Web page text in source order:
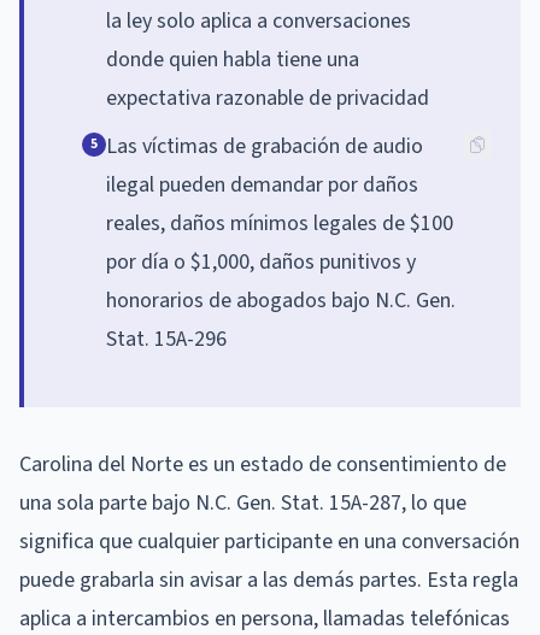
la ley solo aplica a conversaciones
donde quien habla tiene una
expectativa razonable de privacidad
5 Las víctimas de grabación de audio
ilegal pueden demandar por daños
reales, daños mínimos legales de $100
por día o $1,000, daños punitivos y
honorarios de abogados bajo N.C. Gen.
Stat. 15A-296
Carolina del Norte es un estado de consentimiento de
una sola parte bajo N.C. Gen. Stat. 15A-287, lo que
significa que cualquier participante en una conversación
puede grabarla sin avisar a las demás partes. Esta regla
aplica a intercambios en persona, llamadas telefónicas